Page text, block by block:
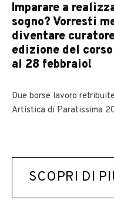
Imparare a
sogno? Vorresti
diventare
edizione del corso
al 28 febbraio!
Due borse lavoro
Artistica di Paratissima
SCOPRI DI